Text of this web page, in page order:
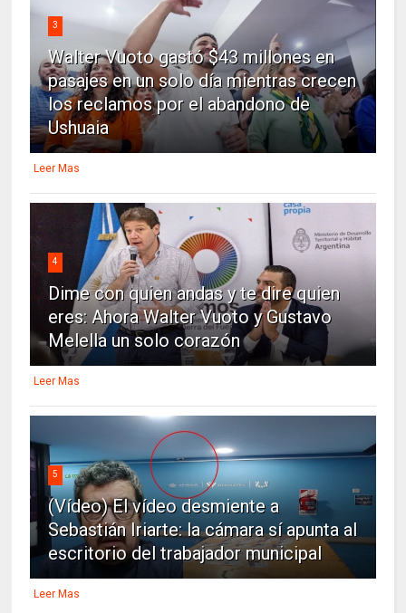
3
Walter Vuoto gastó $43 millones en
pasajes en un solo día mientras crecen
los reclamos por el abandono de
Ushuaia
Leer Mas
4
Dime con quien andas y te dire quien
eres: Ahora Walter Vuoto y Gustavo
Melella un solo corazón
Leer Mas
5
(Vídeo) El vídeo desmiente a
Sebastián Iriarte: la cámara sí apunta al
escritorio del trabajador municipal
Leer Mas